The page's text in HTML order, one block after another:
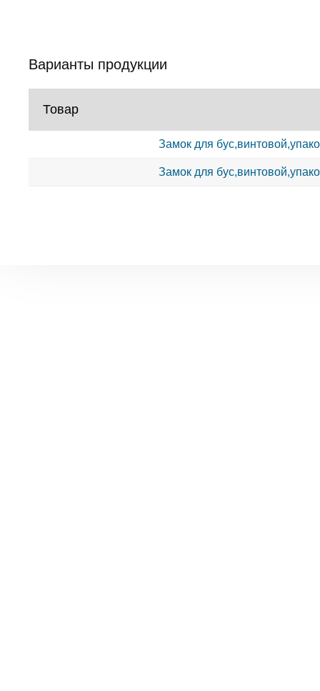
Варианты продукции
Товар
Замок для
Замок для